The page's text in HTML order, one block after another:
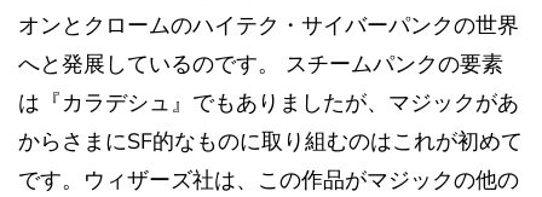
オンとクロームのハイテク・サイバーパンクの世界
へと発展しているのです。 スチームパンクの要素
は『カラデシュ』でもありましたが、マジックがあ
からさまにSF的なものに取り組むのはこれが初めて
です。ウィザーズ社は、この作品がマジックの他の